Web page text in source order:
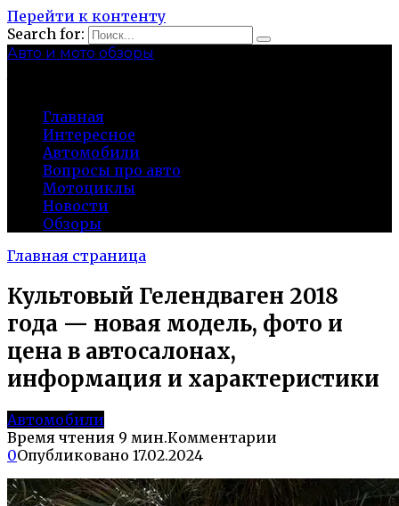
Перейти к контенту
Search for:
Авто и мото обзоры
Главная
Интересное
Автомобили
Вопросы про авто
Мотоциклы
Новости
Обзоры
Главная страница
Культовый Гелендваген 2018
года — новая модель, фото и
цена в автосалонах,
информация и характеристики
Автомобили
Время чтения 9 мин.Комментарии
0Опубликовано 17.02.2024